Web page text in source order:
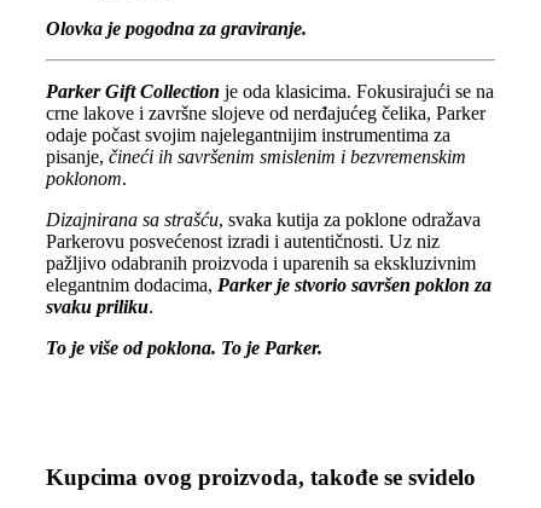
Olovka je pogodna za graviranje.
Parker Gift Collection je oda klasicima. Fokusirajući se na
crne lakove i završne slojeve od nerđajućeg čelika, Parker
odaje počast svojim najelegantnijim instrumentima za
pisanje, čineći ih savršenim smislenim i bezvremenskim
poklonom.
Dizajnirana sa strašću, svaka kutija za poklone odražava
Parkerovu posvećenost izradi i autentičnosti. Uz niz
pažljivo odabranih proizvoda i uparenih sa ekskluzivnim
elegantnim dodacima, Parker je stvorio savršen poklon za
svaku priliku.
To je više od poklona. To je Parker.
Kupcima ovog proizvoda, takođe se svidelo